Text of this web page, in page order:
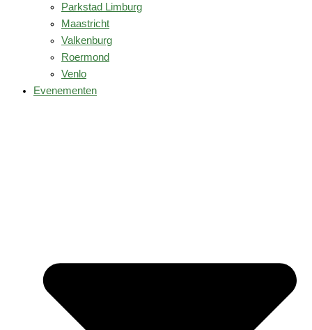
Parkstad Limburg
Maastricht
Valkenburg
Roermond
Venlo
Evenementen